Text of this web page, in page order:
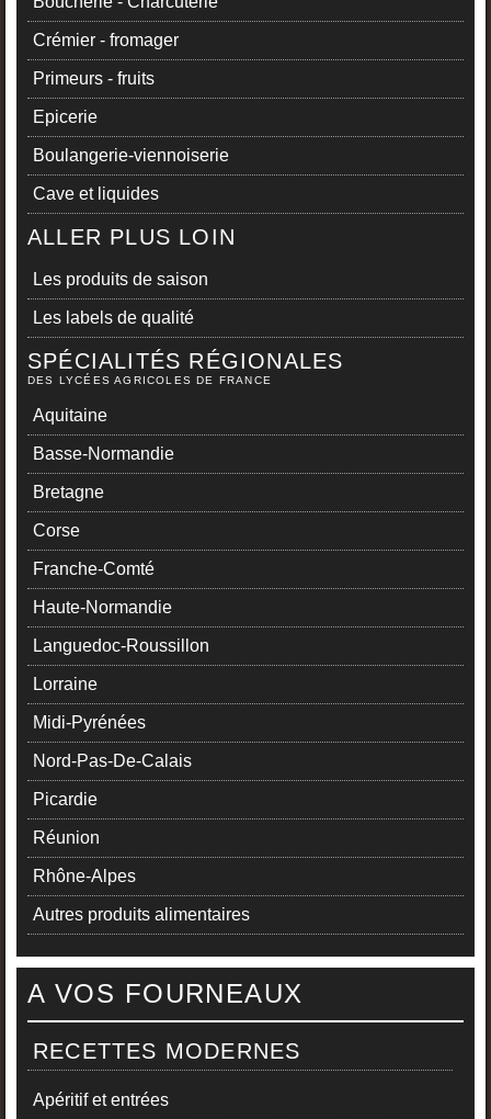
Crémier - fromager
Primeurs - fruits
Epicerie
Boulangerie-viennoiserie
Cave et liquides
ALLER PLUS LOIN
Les produits de saison
Les labels de qualité
SPÉCIALITÉS RÉGIONALES
DES LYCÉES AGRICOLES DE FRANCE
Aquitaine
Basse-Normandie
Bretagne
Corse
Franche-Comté
Haute-Normandie
Languedoc-Roussillon
Lorraine
Midi-Pyrénées
Nord-Pas-De-Calais
Picardie
Réunion
Rhône-Alpes
Autres produits alimentaires
A VOS FOURNEAUX
RECETTES MODERNES
Apéritif et entrées